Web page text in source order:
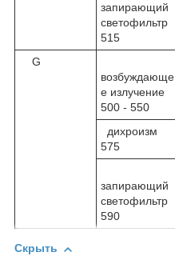
запирающий
светофильтр
515
G
возбуждающе
е излучение
500 - 550
дихроизм
575
запирающий
светофильтр
590
Скрыть